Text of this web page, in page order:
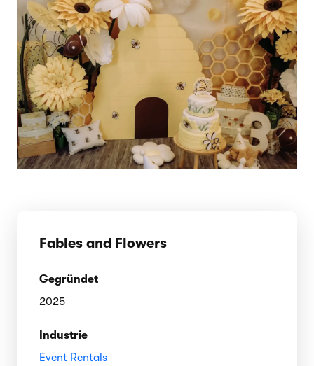
Fables and Flowers
Gegründet
2025
Industrie
Event Rentals